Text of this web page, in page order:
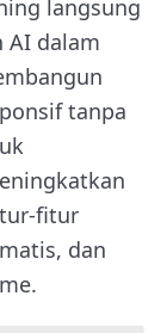
langsung
AI dalam
tanpa
fitur
dan